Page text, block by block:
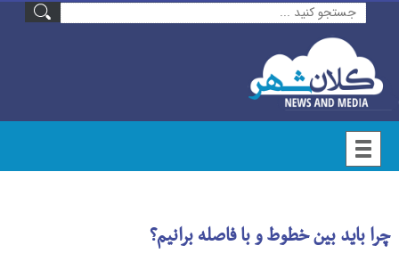
چرا باید بین خطوط و با فاصله برانیم؟